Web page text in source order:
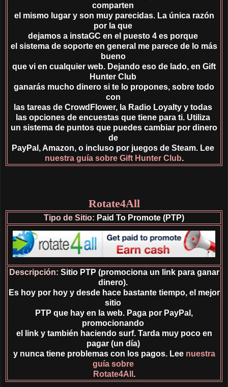
comparten
el mismo lugar y son muy parecidas. La única razón
por la que
dejamos a instaGC en el puesto 4 es porque
el sistema de soporte en general me parece de lo más
bueno
que vi en cualquier web. Dejando eso de lado, en Gift
Hunter Club
ganarás mucho dinero si te lo propones, sobre todo
con
las tareas de CrowdFlower, la Radio Loyalty y todas
las opciones de encuestas que tiene para ti. Utiliza
un sistema de puntos que puedes cambiar por dinero
de
PayPal, Amazon, o incluso por juegos de Steam. Lee
nuestra guía sobre Gift Hunter Club.
Rotate4All
Tipo de Sitio: Paid To Promote (PTP)
Descripción: Sitio PTP (promociona un link para ganar
dinero).
Es hoy por hoy y desde hace bastante tiempo, el mejor
sitio
PTP que hay en la web. Paga por PayPal,
promocionando
el link y también haciendo surf. Tarda muy poco en
pagar (un día)
y nunca tiene problemas con los pagos. Lee nuestra
guía sobre
Rotate4All .